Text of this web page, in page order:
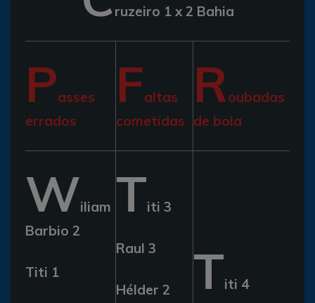
ruzeiro 1 x 2 Bahia
Passes
errados
Faltas
cometidas
Roubadas
de bola
Wiliam
Barbio 2
Titi 1
Titi 3
Raul 3
Hélder 2 Titi 4